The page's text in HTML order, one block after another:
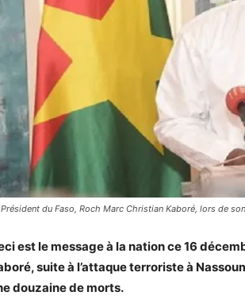
du Faso, Roch Marc Christian Kaboré, lors de
est le message à la nation ce 16
suite à l’attaque terroriste à
douzaine de morts.